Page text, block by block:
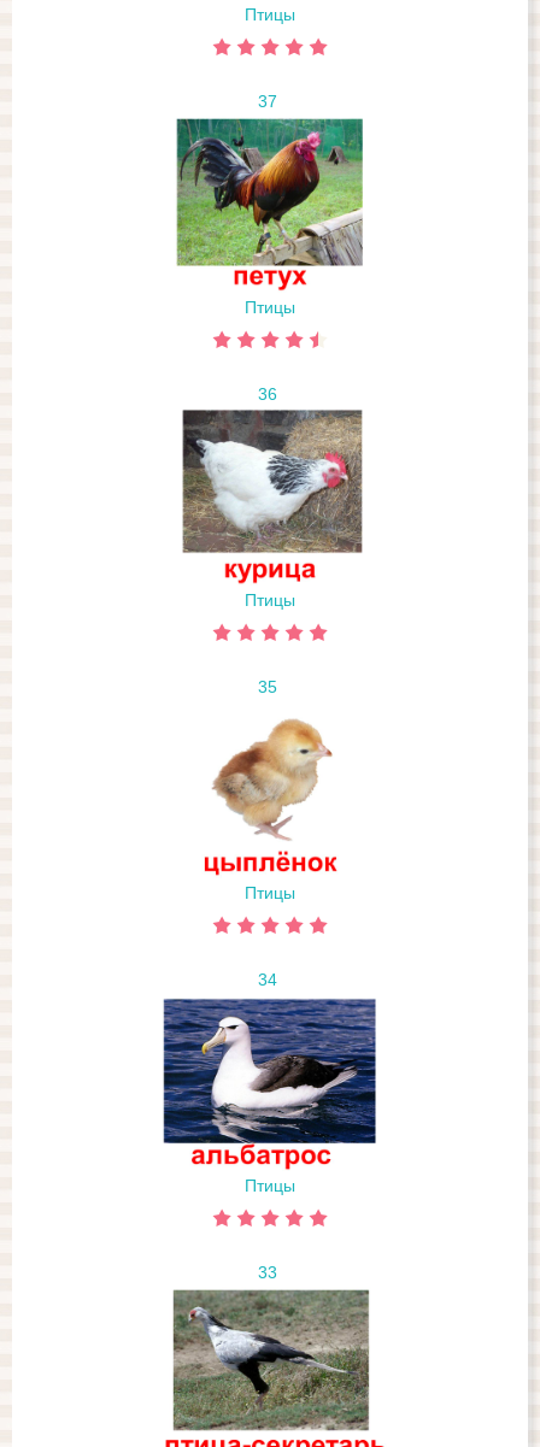
Птицы
37
Птицы
36
Птицы
35
Птицы
34
Птицы
33